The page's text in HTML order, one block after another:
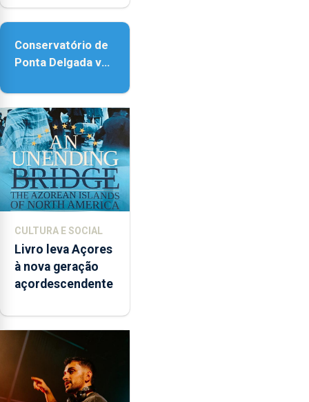
acessibilidade
Conservatório de
Ponta Delgada vai
instrumentos
CULTURA E SOCIAL
Livro leva Açores
à nova geração
açordescendente